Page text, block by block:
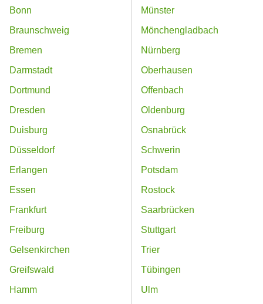
Bonn
Braunschweig
Bremen
Darmstadt
Dortmund
Dresden
Duisburg
Düsseldorf
Erlangen
Essen
Frankfurt
Freiburg
Gelsenkirchen
Greifswald
Hamm
Münster
Mönchengladbach
Nürnberg
Oberhausen
Offenbach
Oldenburg
Osnabrück
Schwerin
Potsdam
Rostock
Saarbrücken
Stuttgart
Trier
Tübingen
Ulm